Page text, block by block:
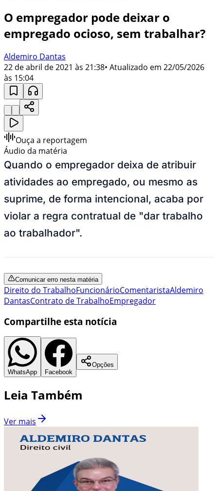
O empregador pode deixar o
empregado ocioso, sem trabalhar?
Aldemiro Dantas
22 de abril de 2021 às 21:38• Atualizado em 22/05/2026
às 15:04
Ouça a reportagem
Áudio da matéria
Quando o empregador deixa de atribuir
atividades ao empregado, ou mesmo as
suprime, de forma intencional, acaba por
violar a regra contratual de "dar trabalho
ao trabalhador".
Comunicar erro nesta matéria
Direito do TrabalhoFuncionárioComentaristaAldemiro
DantasContrato de TrabalhoEmpregador
Compartilhe esta notícia
WhatsApp Facebook
Opções
Leia Também
Ver mais